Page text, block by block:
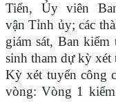
Tiến, Ủy viên
vận Tỉnh ủy; các
giám sát, Ban
sinh tham dự kỳ xét
Kỳ xét tuyển công
vòng: Vòng 1